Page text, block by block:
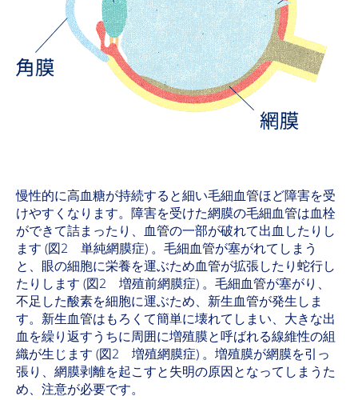
慢性的に高血糖が持続すると細い毛細血管ほど障害を受
けやすくなります。障害を受けた網膜の毛細血管は血栓
ができて詰まったり、血管の一部が破れて出血したりし
ます (図2 単純網膜症) 。毛細血管が塞がれてしまう
と、眼の細胞に栄養を運ぶため血管が拡張したり蛇行し
たりします (図2 増殖前網膜症) 。毛細血管が塞がり、
不足した酸素を細胞に運ぶため、新生血管が発生しま
す。新生血管はもろくて簡単に壊れてしまい、大きな出
血を繰り返すうちに周囲に増殖膜と呼ばれる線維性の組
織が生じます (図2 増殖網膜症) 。増殖膜が網膜を引っ
張り、網膜剥離を起こすと失明の原因となってしまうた
め、注意が必要です。